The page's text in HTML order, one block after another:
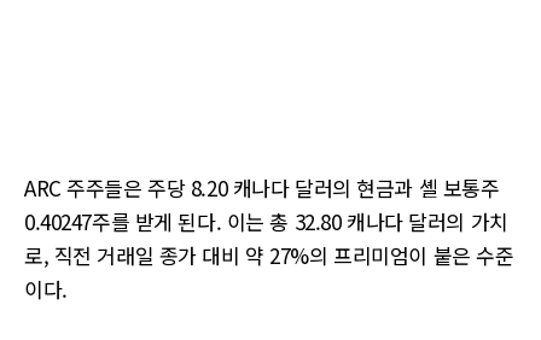
ARC 주주들은 주당 8.20 캐나다 달러의 현금과 셸 보통주
0.40247주를 받게 된다. 이는 총 32.80 캐나다 달러의 가치
로, 직전 거래일 종가 대비 약 27%의 프리미엄이 붙은 수준
이다.